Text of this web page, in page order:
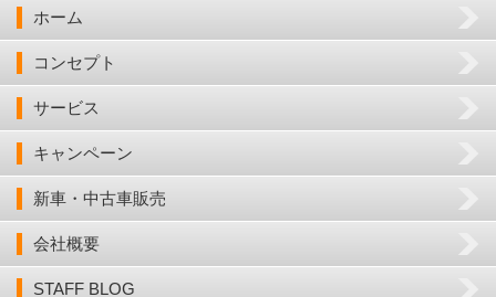
ホーム
コンセプト
サービス
キャンペーン
新車・中古車販売
会社概要
STAFF BLOG